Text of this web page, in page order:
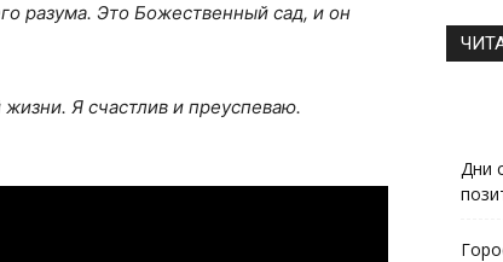
разума. Это Божественный сад, и он
жизни. Я счастлив и преуспеваю.
Дни